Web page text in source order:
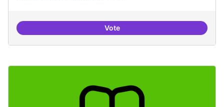
VoteIncubadora d'ILPs